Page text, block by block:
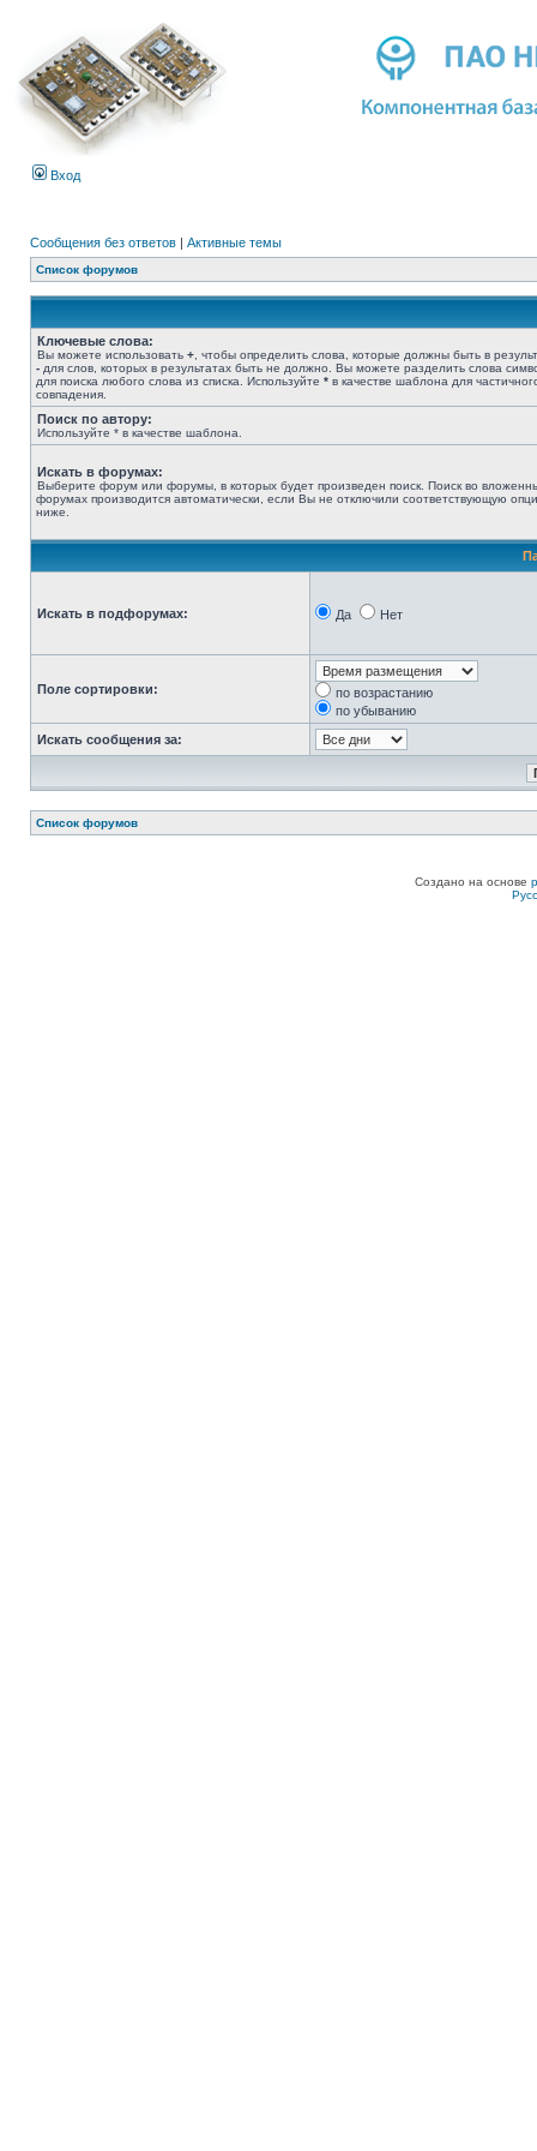
Вход
Сообщения без ответов | Активные темы
Список форумов
Ключевые слова:
Вы можете использовать + , чтобы определить слова, которые должны быть в
- для слов, которых в результатах быть не должно. Вы можете разделить слова
для поиска любого слова из списка. Используйте * в качестве шаблона для
совпадения.
Поиск по автору:
Используйте * в качестве шаблона.
Искать в форумах:
Выберите форум или форумы, в которых будет произведен поиск. Поиск во
форумах производится автоматически, если Вы не отключили соответствующую
ниже.
Искать в подфорумах: Да Нет
Поле сортировки:
по возрастанию
по убыванию
Искать сообщения за:
Список форумов
Создано на основе